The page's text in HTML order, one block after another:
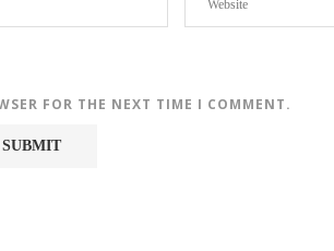
FOR THE NEXT TIME I COMMENT.